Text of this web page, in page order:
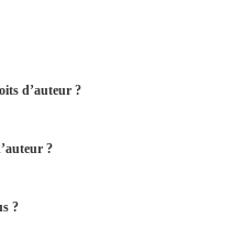
d’auteur ?
?
?